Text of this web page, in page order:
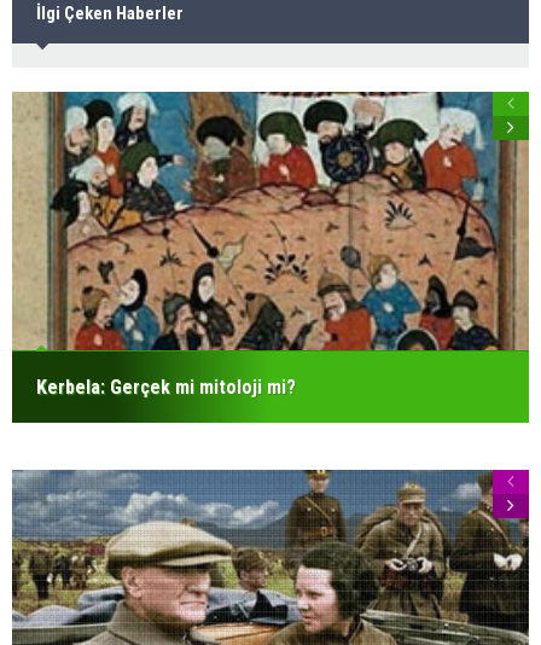
İlgi Çeken Haberler
Kerbela: Gerçek mi mitoloji mi?